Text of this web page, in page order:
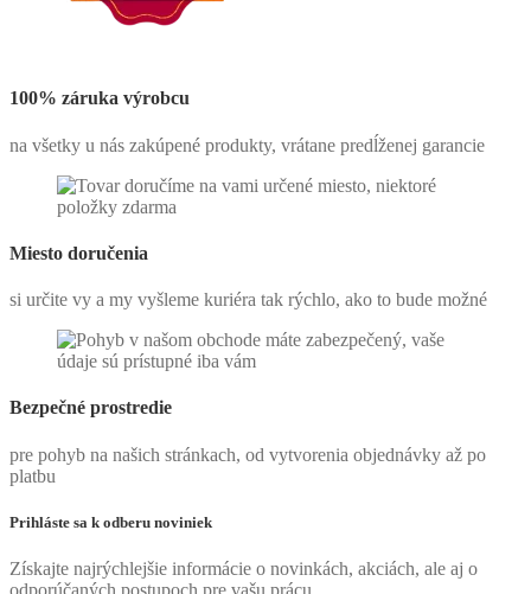
100% záruka výrobcu
na všetky u nás zakúpené produkty, vrátane predĺženej garancie
Miesto doručenia
si určite vy a my vyšleme kuriéra tak rýchlo, ako to bude možné
Bezpečné prostredie
pre pohyb na našich stránkach, od vytvorenia objednávky až po
platbu
Prihláste sa k odberu noviniek
Získajte najrýchlejšie informácie o novinkách, akciách, ale aj o
odporúčaných postupoch pre vašu prácu